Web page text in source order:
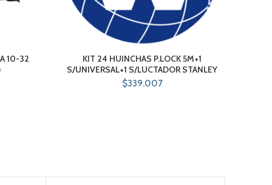
10-32
KIT 24 HUINCHAS P.LOCK 5M+1
S/UNIVERSAL+1 S/LUCTADOR STANLEY
$339.007